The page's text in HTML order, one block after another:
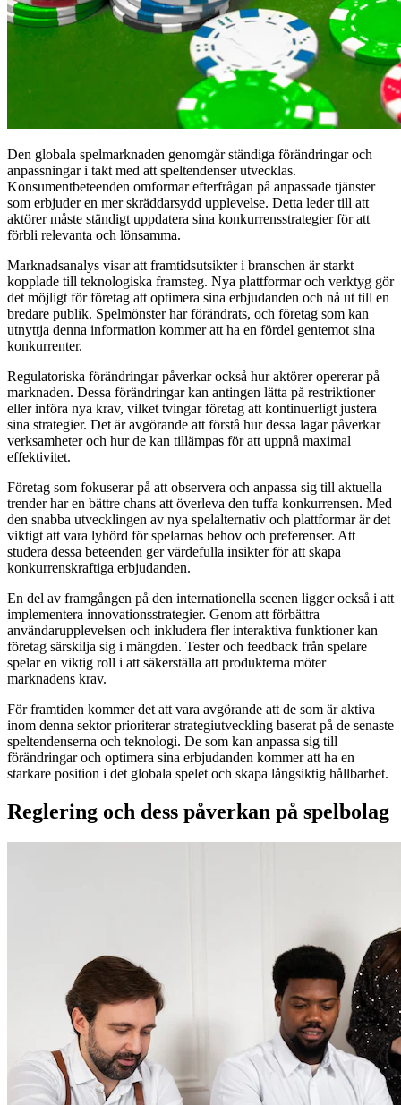
Den globala spelmarknaden genomgår ständiga förändringar och
anpassningar i takt med att speltendenser utvecklas.
Konsumentbeteenden omformar efterfrågan på anpassade tjänster
som erbjuder en mer skräddarsydd upplevelse. Detta leder till att
aktörer måste ständigt uppdatera sina konkurrensstrategier för att
förbli relevanta och lönsamma.
Marknadsanalys visar att framtidsutsikter i branschen är starkt
kopplade till teknologiska framsteg. Nya plattformar och verktyg gör
det möjligt för företag att optimera sina erbjudanden och nå ut till en
bredare publik. Spelmönster har förändrats, och företag som kan
utnyttja denna information kommer att ha en fördel gentemot sina
konkurrenter.
Regulatoriska förändringar påverkar också hur aktörer opererar på
marknaden. Dessa förändringar kan antingen lätta på restriktioner
eller införa nya krav, vilket tvingar företag att kontinuerligt justera
sina strategier. Det är avgörande att förstå hur dessa lagar påverkar
verksamheter och hur de kan tillämpas för att uppnå maximal
effektivitet.
Företag som fokuserar på att observera och anpassa sig till aktuella
trender har en bättre chans att överleva den tuffa konkurrensen. Med
den snabba utvecklingen av nya spelalternativ och plattformar är det
viktigt att vara lyhörd för spelarnas behov och preferenser. Att
studera dessa beteenden ger värdefulla insikter för att skapa
konkurrenskraftiga erbjudanden.
En del av framgången på den internationella scenen ligger också i att
implementera innovationsstrategier. Genom att förbättra
användarupplevelsen och inkludera fler interaktiva funktioner kan
företag särskilja sig i mängden. Tester och feedback från spelare
spelar en viktig roll i att säkerställa att produkterna möter
marknadens krav.
För framtiden kommer det att vara avgörande att de som är aktiva
inom denna sektor prioriterar strategiutveckling baserat på de senaste
speltendenserna och teknologi. De som kan anpassa sig till
förändringar och optimera sina erbjudanden kommer att ha en
starkare position i det globala spelet och skapa långsiktig hållbarhet.
Reglering och dess påverkan på spelbolag